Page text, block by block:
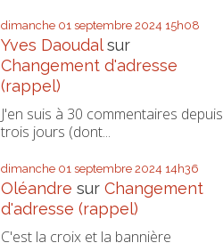
dimanche 01 septembre 2024 15h08
Yves Daoudalsur
Changement d'adresse
(rappel)
J'en suis à 30 commentaires depuis
trois jours (dont...
dimanche 01 septembre 2024 14h36
Oléandre sur Changement
d'adresse (rappel)
C'est la croix et la bannière